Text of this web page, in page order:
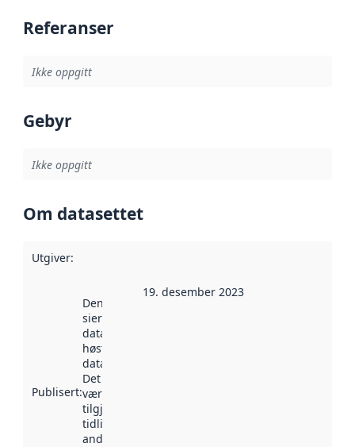
Referanser
Ikke oppgitt
Gebyr
Ikke oppgitt
Om datasettet
Utgiver:
Publisert:
Denne datoen
sier når
datasettet ble
høstet av
data.norge.no.
Det kan ha
vært
tilgjengelig
tidligere
andre steder.
19. desember 2023